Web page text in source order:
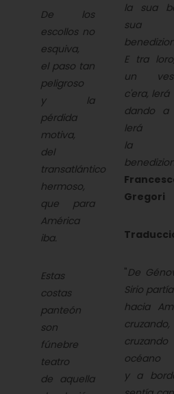
De los
escollos no
esquiva,
el paso tan
peligroso
y la
pérdida
motiva,
del
transatlántico
hermoso,
que para
América
iba.
Estas
costas
panteón
son
fúnebre
teatro
de aquella
la sua
sua
E tra
un
c'era, lerá
dando a
lerá
la
Gregori
"De
Sirio partía
hacia
cruzando,
océano
y a